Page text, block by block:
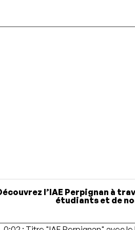
l’IAE Perpignan à
étudiants et de